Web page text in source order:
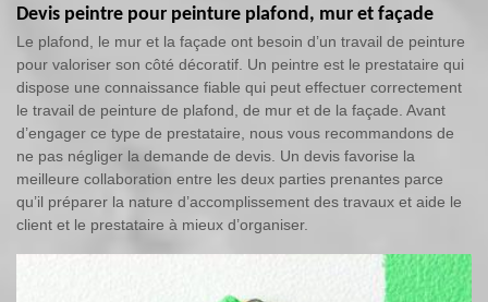
Devis peintre pour peinture plafond, mur et façade
Le plafond, le mur et la façade ont besoin d’un travail de peinture
pour valoriser son côté décoratif. Un peintre est le prestataire qui
dispose une connaissance fiable qui peut effectuer correctement
le travail de peinture de plafond, de mur et de la façade. Avant
d’engager ce type de prestataire, nous vous recommandons de
ne pas négliger la demande de devis. Un devis favorise la
meilleure collaboration entre les deux parties prenantes parce
qu’il préparer la nature d’accomplissement des travaux et aide le
client et le prestataire à mieux d’organiser.